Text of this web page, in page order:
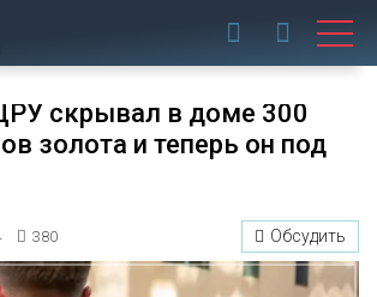
скрывал в доме 300
золота и теперь он под
380 Обсудить